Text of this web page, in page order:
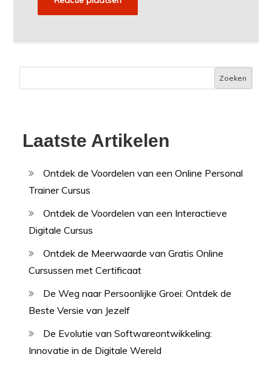
Zoeken
Laatste Artikelen
Ontdek de Voordelen van een Online Personal
Trainer Cursus
Ontdek de Voordelen van een Interactieve
Digitale Cursus
Ontdek de Meerwaarde van Gratis Online
Cursussen met Certificaat
De Weg naar Persoonlijke Groei: Ontdek de
Beste Versie van Jezelf
De Evolutie van Softwareontwikkeling:
Innovatie in de Digitale Wereld